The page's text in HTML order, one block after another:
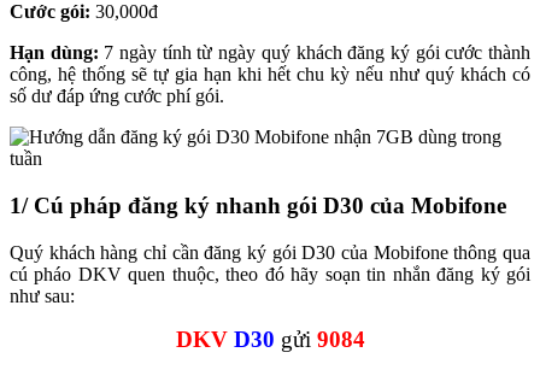
Cước gói: 30,000đ
Hạn dùng: 7 ngày tính từ ngày quý khách đăng ký gói cước thành
công, hệ thống sẽ tự gia hạn khi hết chu kỳ nếu như quý khách có
số dư đáp ứng cước phí gói.
1/ Cú pháp đăng ký nhanh gói D30 của Mobifone
Quý khách hàng chỉ cần đăng ký gói D30 của Mobifone thông qua
cú pháo DKV quen thuộc, theo đó hãy soạn tin nhắn đăng ký gói
như sau:
DKV D30 gửi 9084